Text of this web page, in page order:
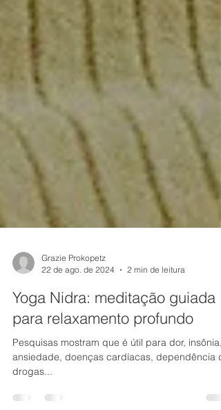
22 de ago. de 2024
2 min de leitura
Yoga Nidra: meditação guiada
para relaxamento profundo
Pesquisas mostram que é útil para dor, insônia,
drogas...